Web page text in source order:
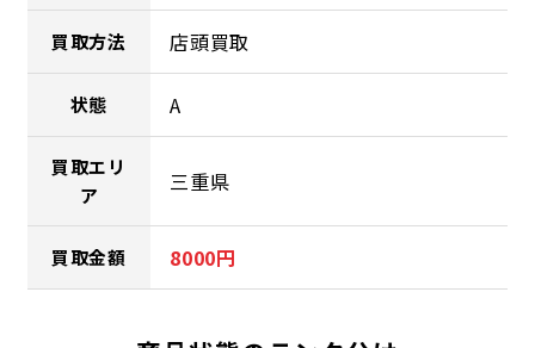
買取方法 店頭買取
状態 A
買取エリ
ア
三重県
買取金額 8000円